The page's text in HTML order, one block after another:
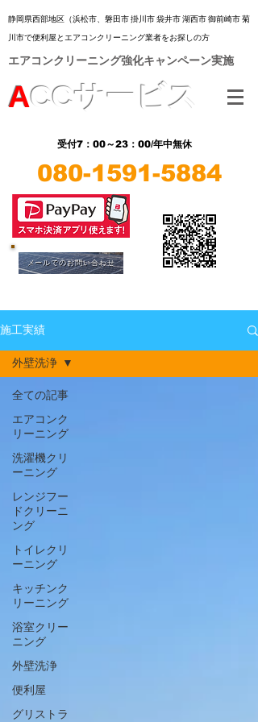
静岡県西部地区（浜松市、 磐田市 掛川市 袋井市 湖西市 御前崎市 菊
川市で便利屋とエアコンクリーニング業者をお探しの方
​エアコンクリーニング強化キャンペーン実施
ACCサービス
受付7：00～23：00/年中無休
080-1591-5884
メールでのお問い合わせ
​LINE
施工実績
全ての記事
エアコンク
リーニング
洗濯機クリ
ーニング
レンジフー
ドクリーニ
ング
トイレクリ
ーニング
キッチンク
リーニング
浴室クリー
ニング
外壁洗浄
便利屋
グリストラ
外壁洗浄